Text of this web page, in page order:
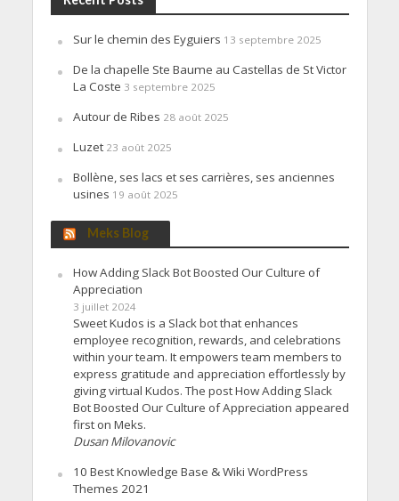
Sur le chemin des Eyguiers 13 septembre 2025
De la chapelle Ste Baume au Castellas de St Victor
La Coste 3 septembre 2025
Autour de Ribes 28 août 2025
Luzet 23 août 2025
Bollène, ses lacs et ses carrières, ses anciennes
usines 19 août 2025
Meks Blog
How Adding Slack Bot Boosted Our Culture of
Appreciation
3 juillet 2024
Sweet Kudos is a Slack bot that enhances
employee recognition, rewards, and celebrations
within your team. It empowers team members to
express gratitude and appreciation effortlessly by
giving virtual Kudos. The post How Adding Slack
Bot Boosted Our Culture of Appreciation appeared
first on Meks.
Dusan Milovanovic
10 Best Knowledge Base & Wiki WordPress
Themes 2021